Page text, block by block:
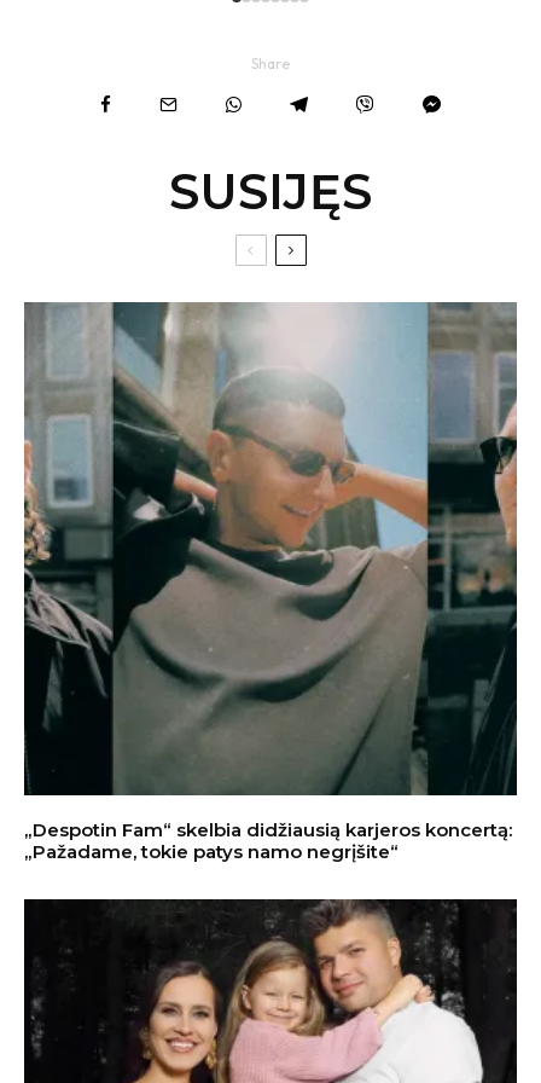
Share
SUSIJĘS
„Despotin Fam“ skelbia didžiausią karjeros koncertą:
„Pažadame, tokie patys namo negrįšite“